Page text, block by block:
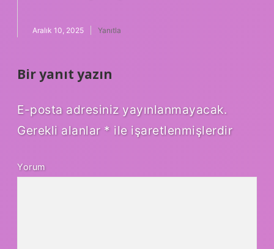
Aralık 10, 2025 Yanıtla
Bir yanıt yazın
E-posta adresiniz yayınlanmayacak.
Gerekli alanlar * ile işaretlenmişlerdir
Yorum